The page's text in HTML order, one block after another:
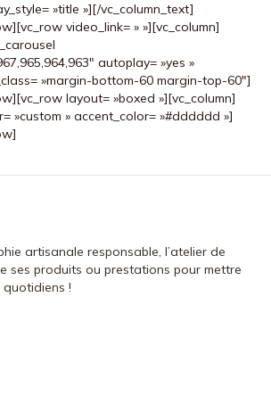
»title »][/vc_column_text]
video_link= » »][vc_column]
autoplay= »yes »
»margin-bottom-60 margin-top-60″]
layout= »boxed »][vc_column]
»custom » accent_color= »#dddddd »]
artisanale responsable, l’atelier de
ses produits ou prestations pour mettre
!